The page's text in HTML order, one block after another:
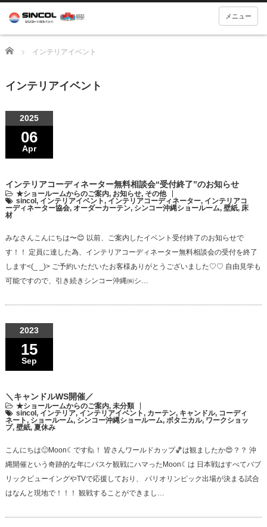
メニュー
Home インテリアイベント
インテリアイベント
2025
06
Apr
インテリアコーディネーター無料相談会“受付終了”のお知らせ
★ショールームからのご案内, お知らせ, その他
sincol, インテリアイベント, インテリアコーディネーター, インテリアコ
ーディネーター協会, オーダーカーテン, シンコー沖縄ショールーム, 壁紙, 床
材
みなさんこんにちは〜😊 以前、ご案内したイベント受付終了のお知らせで
す！！ 定員に達した為、インテリアコーディネーター無料相談会の受付を終了
します<(_ _)> ご予約いただいたお客様ありがとうございました♡♡ 自由見学も
可能ですので、引き続きシンコー沖縄㈱シ…
2023
15
Sep
＼キャンドルWS開催／
★ショールームからのご案内, 未分類
sincol, インテリア, インテリアイベント, カーテン, キャンドル, コーディ
ネート, ショールーム, シンコー沖縄ショールーム, ボタニカル, ワークショッ
プ, 壁紙, 夏休み
こんにちは🙂Moon☾です🙋！ 皆さんワールドカップ🏀は観ましたか😍？？ 沖
縄開催という奇跡的な年にバスケ観戦にハマったMoon☾は 日本戦はすべてパブ
リックビューイングやTVで応援しており、 パリオリンピック出場が決まる試合
はなんと現地で！！！ 観戦することができまし…